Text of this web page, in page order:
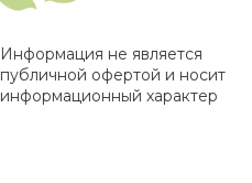
Информация не является
публичной офертой и носит
информационный характер